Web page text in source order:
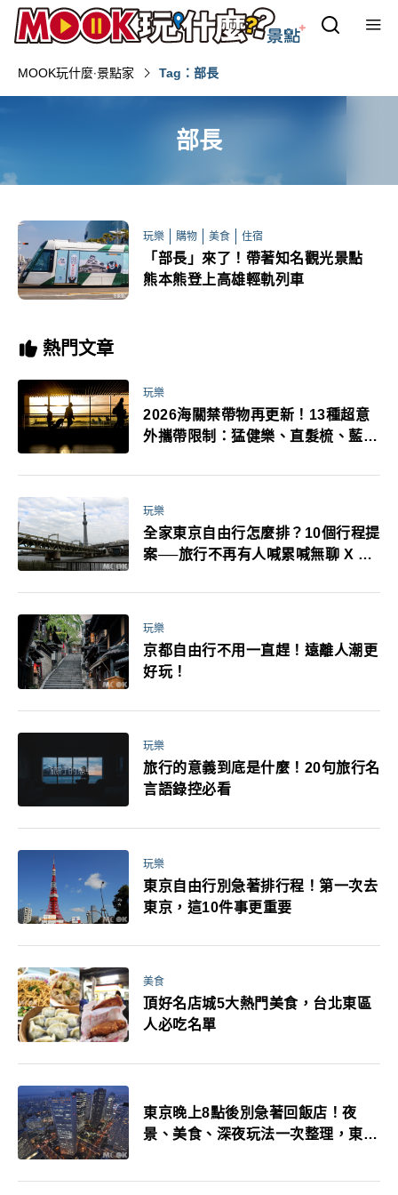
MOOK玩什麼‧景點家 Tag：部長
部長
玩樂 購物 美食 住宿
「部長」來了！帶著知名觀光景點
熊本熊登上高雄輕軌列車
熱門文章
玩樂
2026海關禁帶物再更新！13種超意
外攜帶限制：猛健樂、直髮梳、藍牙
萬！注意事項一次看！
玩樂
全家東京自由行怎麼排？10個行程提
案──旅行不再有人喊累喊無聊 X 爸
玩樂
京都自由行不用一直趕！遠離人潮更
好玩！
玩樂
旅行的意義到底是什麼！20句旅行名
言語錄控必看
玩樂
東京自由行別急著排行程！第一次去
東京，這10件事更重要
美食
頂好名店城5大熱門美食，台北東區
人必吃名單
東京晚上8點後別急著回飯店！夜
景、美食、深夜玩法一次整理，東京